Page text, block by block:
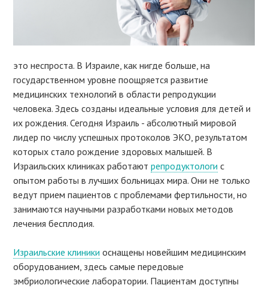
это неспроста. В Израиле, как нигде больше, на
государственном уровне поощряется развитие
медицинских технологий в области репродукции
человека. Здесь созданы идеальные условия для детей и
их рождения. Сегодня Израиль - абсолютный мировой
лидер по числу успешных протоколов ЭКО, результатом
которых стало рождение здоровых малышей. В
Израильских клиниках работаютрепродуктологи с
опытом работы в лучших больницах мира. Они не только
ведут прием пациентов с проблемами фертильности, но
занимаются научными разработками новых методов
лечения бесплодия.
Израильские клиники оснащены новейшим медицинским
оборудованием, здесь самые передовые
эмбриологические лаборатории. Пациентам доступны